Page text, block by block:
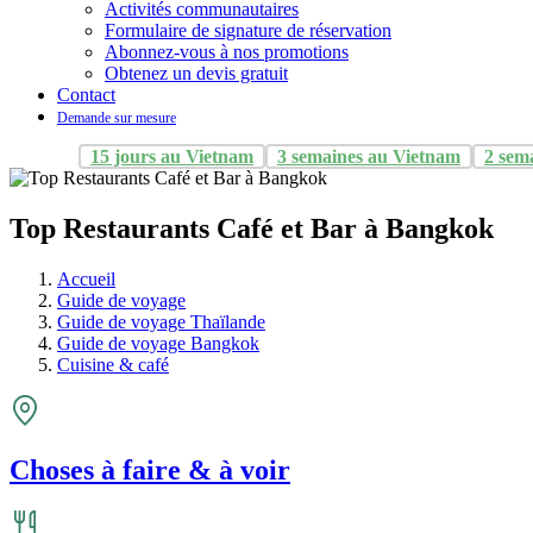
Activités communautaires
Formulaire de signature de réservation
Abonnez-vous à nos promotions
Obtenez un devis gratuit
Contact
Demande sur mesure
15 jours au Vietnam 3 semaines au Vietnam 2
Top Restaurants Café et Bar à Bangkok
Accueil
Guide de voyage
Guide de voyage Thaïlande
Guide de voyage Bangkok
Cuisine & café
Choses à faire & à voir